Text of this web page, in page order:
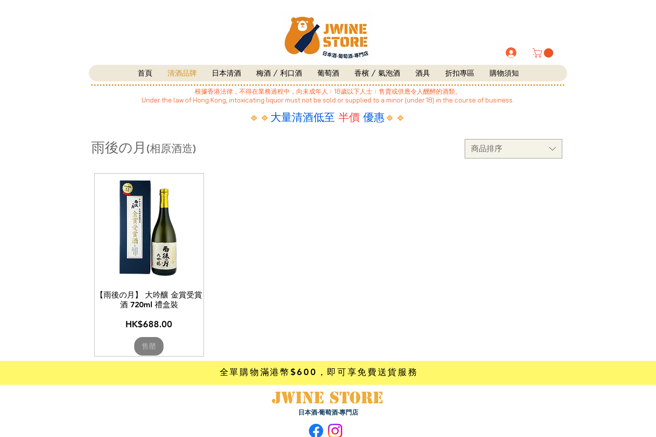
.
首頁 清酒品牌 日本清酒 梅酒 / 利口酒 葡萄酒 香檳 / 氣泡酒 酒具 折扣專區 購物須知
根據香港法律，不得在業務過程中，向未成年人﹙18歲以下人士﹚售賣或供應令人醺醉的酒類。
Under the law of Hong Kong, intoxicating liquor must not be sold or supplied to a minor (under 18) in the course of business.
🔹🔹 大量清酒低至 半價 優惠🔹🔹
商品排序
【雨後の月】 大吟釀 金賞受賞
酒 720ml 禮盒裝
價格
HK$688.00
售罄
雨後の月 (相原酒造)
全單購物滿港幣$600 ，即可享免費送貨服務
JWINE STORE
日本酒·葡萄酒·專門店